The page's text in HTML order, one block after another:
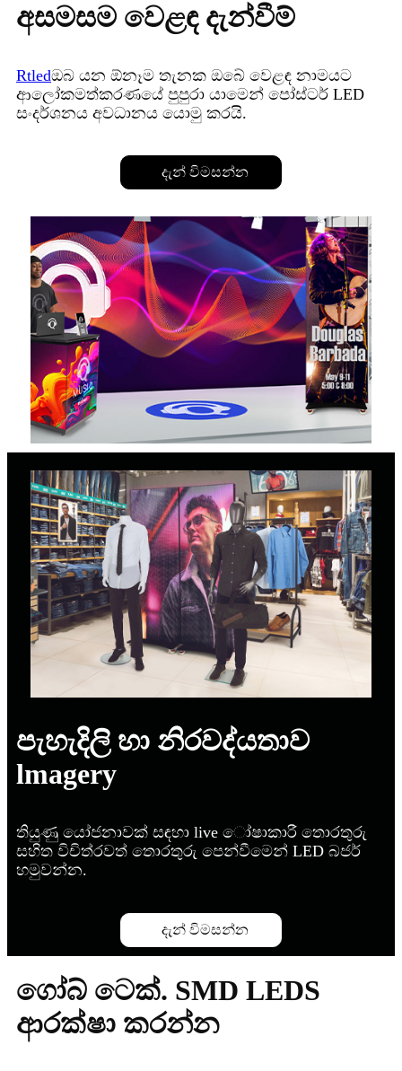
අසමසම වෙළඳ දැන්වීම්
Rtledඔබ යන ඕනෑම තැනක ඔබේ වෙළඳ නාමයට
ආලෝකමත්කරණයේ පුපුරා යාමෙන් පෝස්ටර් LED
සංදර්ශනය අවධානය යොමු කරයි.
දැන් විමසන්න
පැහැදිලි හා නිරවද්යතාව
lmagery
තියුණු යෝජනාවක් සඳහා live ෝෂාකාරී තොරතුරු
සහිත විචිත්රවත් තොරතුරු පෙන්වීමෙන් LED බජර්
හමුවන්න.
දැන් විමසන්න
ගෝබ් ටෙක්. SMD LEDS
ආරක්ෂා කරන්න